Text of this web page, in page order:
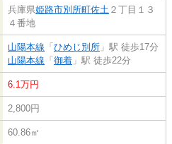
兵庫県姫路市別所町佐土 ２丁目１３
４番地
山陽本線 「 ひめじ別所 」駅 徒歩17分
山陽本線 「 御着 」駅 徒歩22分
6.1万円
2,800円
60.86㎡